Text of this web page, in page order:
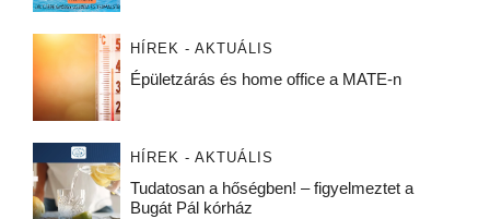
HÍREK - AKTUÁLIS
Épületzárás és home office a MATE-n
HÍREK - AKTUÁLIS
Tudatosan a hőségben! – figyelmeztet a
Bugát Pál kórház